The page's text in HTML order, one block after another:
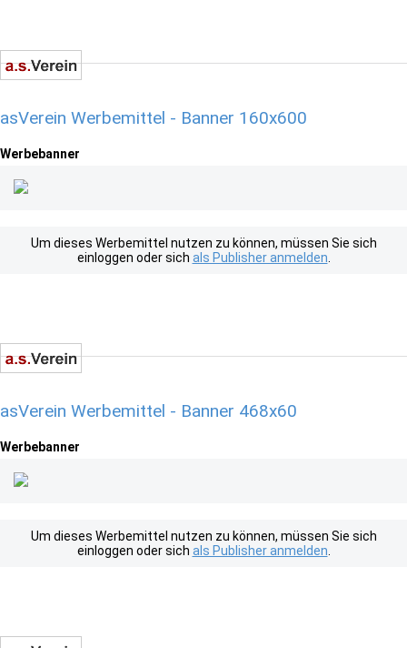
asVerein Werbemittel - Banner 160x600
Werbebanner
Um dieses Werbemittel nutzen zu können, müssen Sie sich
einloggen oder sich als Publisher anmelden
asVerein Werbemittel - Banner 468x60
Werbebanner
Um dieses Werbemittel nutzen zu können, müssen Sie sich
einloggen oder sich als Publisher anmelden